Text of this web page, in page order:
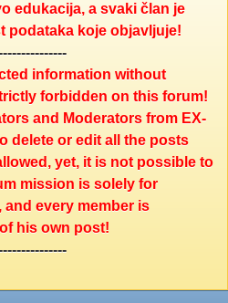
edukacija, a svaki član je
podataka koje objavljuje!
information without
forbidden on this forum!
and Moderators from EX-
delete or edit all the posts
yet, it is not possible to
mission is solely for
every member is
his own post!